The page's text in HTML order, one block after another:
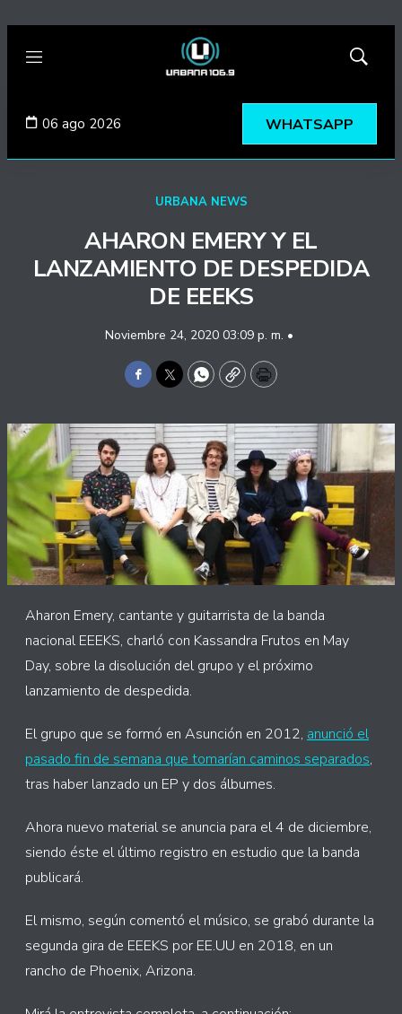
Menú
Mostrar
06 ago 2026 WHATSAPP
URBANA NEWS
AHARON EMERY Y EL
LANZAMIENTO DE DESPEDIDA
DE EEEKS
Noviembre 24, 2020 03:09 p. m. •
Facebook
TwitterWhatsApp
CopyPrint
Aharon Emery, cantante y guitarrista de la banda
nacional EEEKS, charló con Kassandra Frutos en May
Day, sobre la disolución del grupo y el próximo
lanzamiento de despedida.
El grupo que se formó en Asunción en 2012, anunció el
pasado fin de semana que tomarían caminos separados,
tras haber lanzado un EP y dos álbumes.
Ahora nuevo material se anuncia para el 4 de diciembre,
siendo éste el último registro en estudio que la banda
publicará.
El mismo, según comentó el músico, se grabó durante la
segunda gira de EEEKS por EE.UU en 2018, en un
rancho de Phoenix, Arizona.